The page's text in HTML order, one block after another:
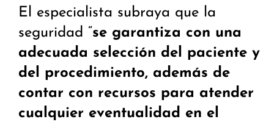
El especialista subraya que la
seguridad “se garantiza con una
adecuada selección del paciente y
del procedimiento, además de
contar con recursos para atender
cualquier eventualidad en el